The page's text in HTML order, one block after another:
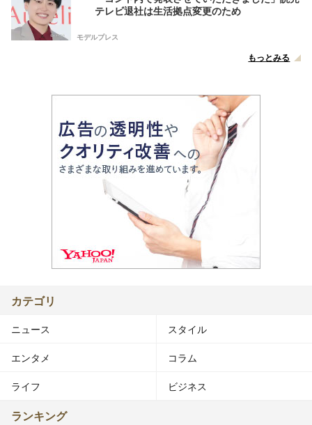
テレビ退社は生活拠点変更のため
モデルプレス
もっとみる
カテゴリ
ニュース スタイル
エンタメ コラム
ライフ ビジネス
ランキング